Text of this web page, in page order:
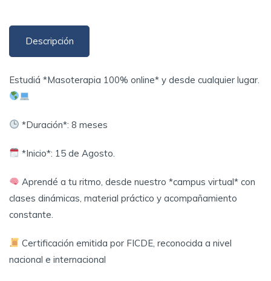
Descripción
Estudiá *Masoterapia 100% online* y desde cualquier lugar.
*Duración*: 8 meses
*Inicio*: 15 de Agosto.
Aprendé a tu ritmo, desde nuestro *campus virtual* con
clases dinámicas, material práctico y acompañamiento
constante.
Certificación emitida por FICDE, reconocida a nivel
nacional e internacional